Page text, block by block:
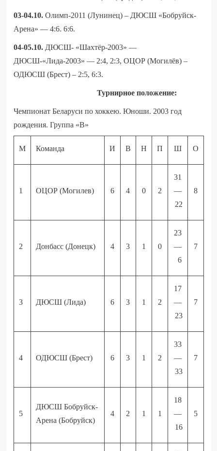
03-04.10.Олимп-2011 (Лунинец) – ДЮСШ «Бобруйск-
Арена» — 4:6. 6:6.
04-05.10.ДЮСШ- «Шахтёр-2003» —
ДЮСШ-«Лида-2003» — 2:4, 2:3, ОЦОР (Могилёв) –
ОДЮСШ (Брест) – 2:5, 6:3.
Турнирное положение:
Чемпионат Беларуси по хоккею. Юноши. 2003 год
рождения. Группа «В»
М Команда И В Н П Ш О
1 ОЦОР (Могилев) 6 4 0 2
31
—
22
8
2 Донбасс (Донецк) 4 3 1 0
23
—
6
7
3 ДЮСШ (Лида) 6 3 1 2
17
—
23
7
4 ОДЮСШ (Брест) 6 3 1 2
33
—
33
7
5
ДЮСШ Бобруйск-
Арена (Бобруйск)
4 2 1 1
18
—
16
5